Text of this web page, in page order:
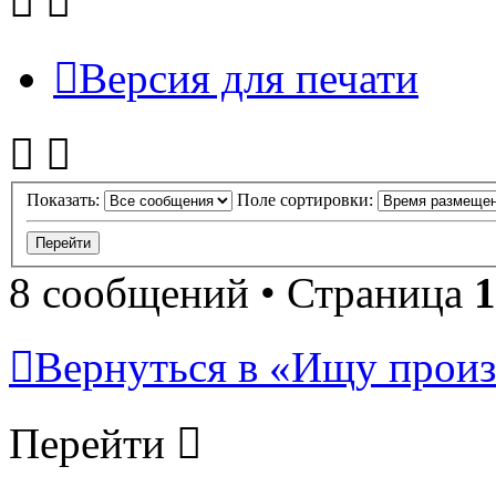
Версия для печати
Показать: Поле сортировки:
8 сообщений • Страница 1
Вернуться в «Ищу
Перейти